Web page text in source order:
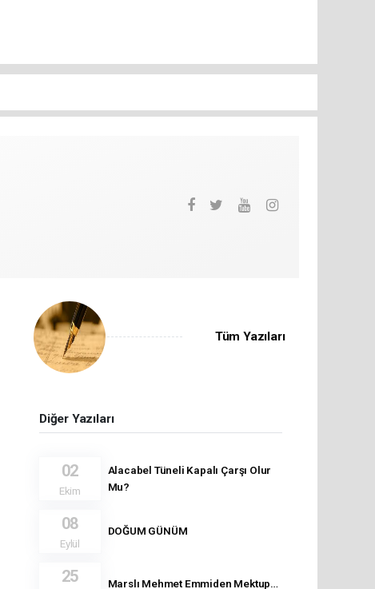
Tüm Yazıları
Diğer Yazıları
02
Ekim
Alacabel Tüneli Kapalı Çarşı Olur
Mu?
08
Eylül
DOĞUM GÜNÜM
25 Marslı Mehmet Emmiden Mektup…